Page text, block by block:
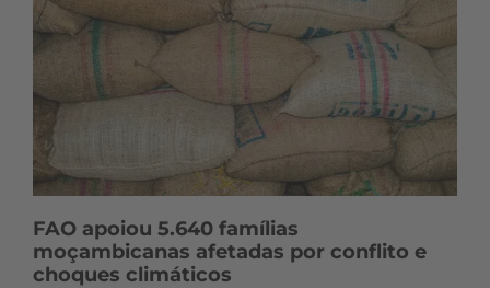
FAO apoiou 5.640 famílias
moçambicanas afetadas por conflito e
choques climáticos